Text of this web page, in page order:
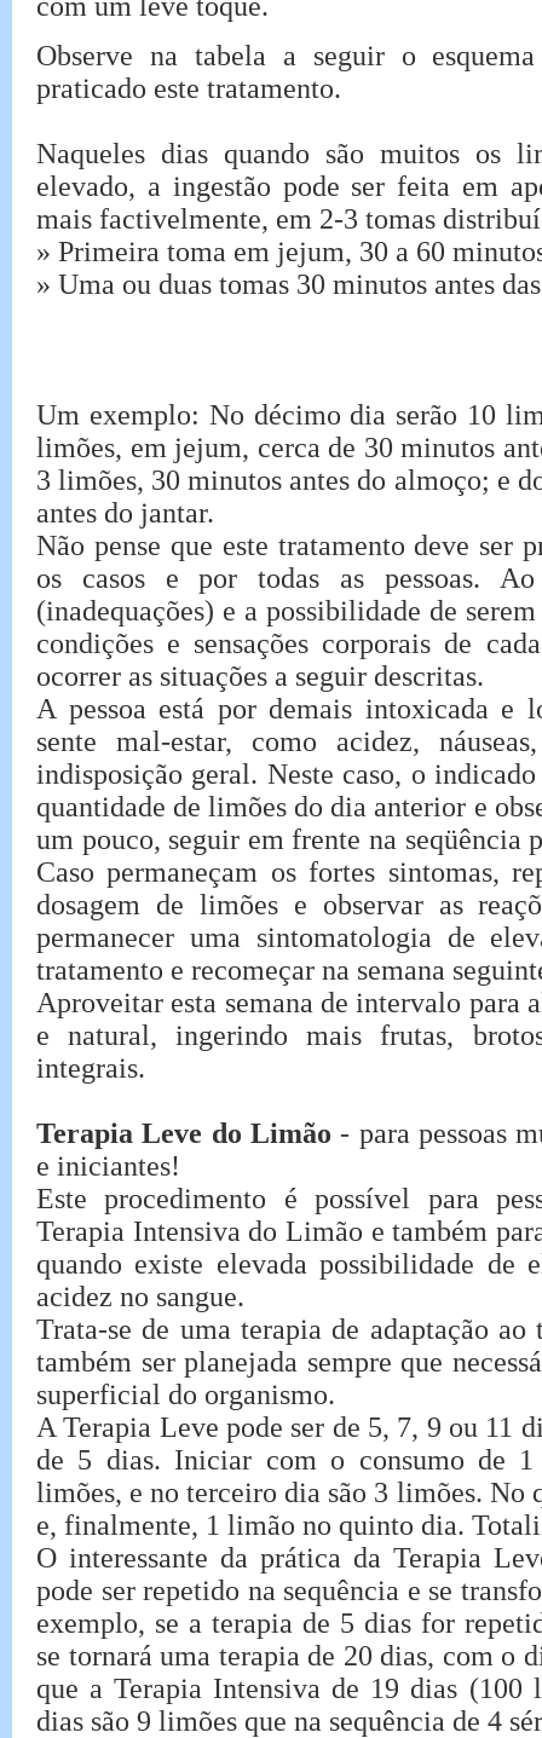
Observe na tabela a seguir o
praticado este tratamento.
Naqueles dias quando são muitos os
elevado, a ingestão pode ser feita em
mais factivelmente, em 2-3 tomas
» Primeira toma em jejum, 30 a 60
» Uma ou duas tomas 30 minutos antes
Um exemplo: No décimo dia serão 10
limões, em jejum, cerca de 30 minutos
3 limões, 30 minutos antes do almoço; e
antes do jantar.
Não pense que este tratamento deve ser
os casos e por todas as pessoas.
(inadequações) e a possibilidade de
condições e sensações corporais de
ocorrer as situações a seguir descritas.
A pessoa está por demais intoxicada e
sente mal-estar, como acidez,
indisposição geral. Neste caso, o
quantidade de limões do dia anterior e
um pouco, seguir em frente na seqüência
Caso permaneçam os fortes sintomas,
dosagem de limões e observar as
permanecer uma sintomatologia de
tratamento e recomeçar na semana
Aproveitar esta semana de intervalo para
e natural, ingerindo mais frutas,
integrais.
Terapia Leve do Limão - para pessoas
e iniciantes!
Este procedimento é possível para
Terapia Intensiva do Limão e também
quando existe elevada possibilidade de
acidez no sangue.
Trata-se de uma terapia de adaptação
também ser planejada sempre que
superficial do organismo.
A Terapia Leve pode ser de 5, 7, 9 ou 11
de 5 dias. Iniciar com o consumo de
limões, e no terceiro dia são 3 limões. No
e, finalmente, 1 limão no quinto dia.
O interessante da prática da Terapia
pode ser repetido na sequência e se
exemplo, se a terapia de 5 dias for
se tornará uma terapia de 20 dias, com o
que a Terapia Intensiva de 19 dias (100
dias são 9 limões que na sequência de 4